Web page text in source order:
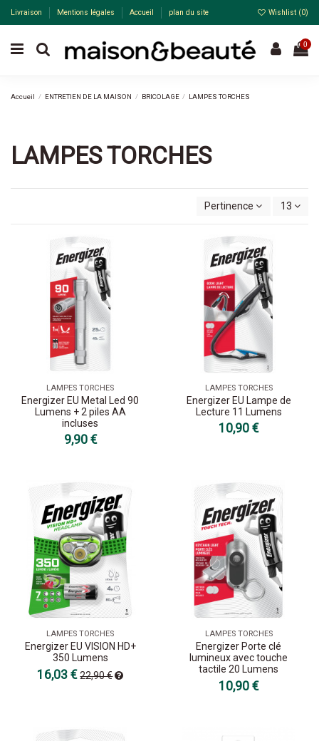
Livraison Mentions légales Accueil plan du site Wishlist (0)
0
Accueil ENTRETIEN DE LA MAISON BRICOLAGE LAMPES TORCHES
LAMPES TORCHES
Pertinence 13
LAMPES TORCHES
Energizer EU Metal Led 90
Lumens + 2 piles AA
incluses
9,90 €
LAMPES TORCHES
Energizer EU Lampe de
Lecture 11 Lumens
10,90 €
LAMPES TORCHES
Energizer EU VISION HD+
350 Lumens
16,03 €22,90 €
LAMPES TORCHES
Energizer Porte clé
lumineux avec touche
tactile 20 Lumens
10,90 €